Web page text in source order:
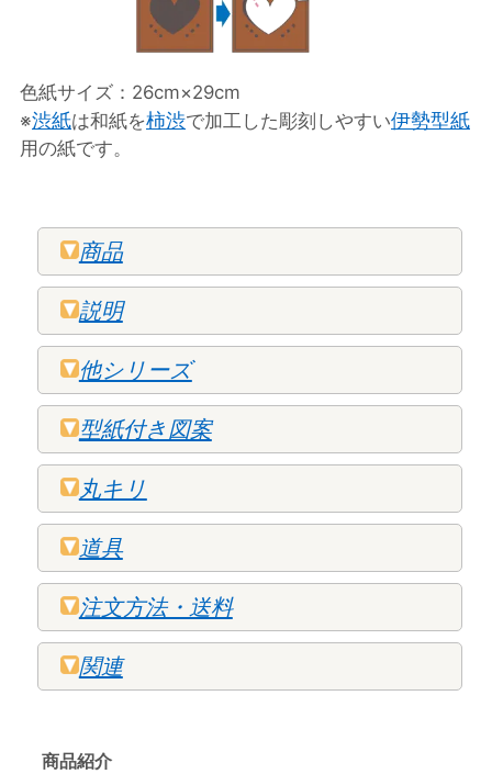
色紙サイズ：26cm×29cm
※渋紙は和紙を柿渋で加工した彫刻しやすい伊勢型紙
用の紙です。
商品
説明
他シリーズ
型紙付き図案
丸キリ
道具
注文方法・送料
関連
商品紹介